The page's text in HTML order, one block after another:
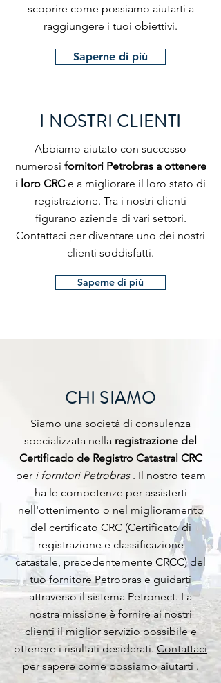
scoprire come possiamo aiutarti a
raggiungere i tuoi obiettivi.
Saperne di più
I NOSTRI CLIENTI
Abbiamo aiutato con successo
numerosi fornitori Petrobras a ottenere
i loro CRCe a migliorare il loro stato di
registrazione. Tra i nostri clienti
figurano aziende di vari settori.
Contattaci per diventare uno dei nostri
clienti soddisfatti.
Saperne di più
CHI SIAMO
Siamo una società di consulenza
specializzata nella registrazione del
Certificado de Registro Catastral CRC
per i fornitori Petrobras. Il nostro team
ha le competenze per assisterti
nell'ottenimento o nel miglioramento
del certificato CRC (Certificato di
registrazione e classificazione
catastale, precedentemente CRCC) del
tuo fornitore Petrobras e guidarti
attraverso il sistema Petronect. La
nostra missione è fornire ai nostri
clienti il miglior servizio possibile e
ottenere i risultati desiderati.Contattaci
per sapere come possiamo aiutarti .